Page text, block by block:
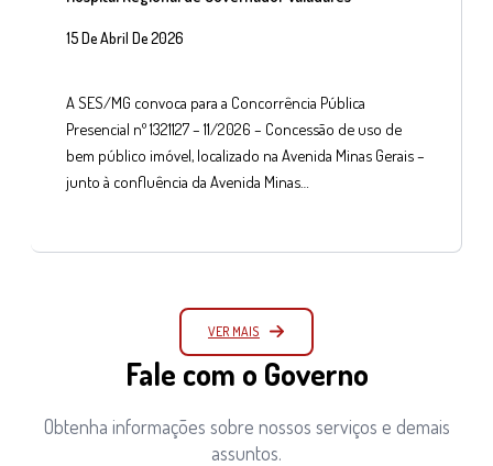
15 De Abril De 2026
A SES/MG convoca para a Concorrência Pública
Presencial nº 1321127 – 11/2026 – Concessão de uso de
bem público imóvel, localizado na Avenida Minas Gerais –
junto à confluência da Avenida Minas…
VER MAIS
Fale com o Governo
Obtenha informações sobre nossos serviços e demais
assuntos.